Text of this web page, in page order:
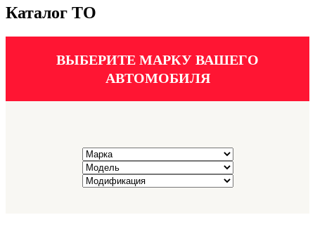
Каталог ТО
ВЫБЕРИТЕ МАРКУ ВАШЕГО
АВТОМОБИЛЯ